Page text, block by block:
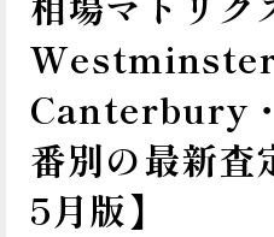
Westminster
Canterbury
番別の最新
5月版】